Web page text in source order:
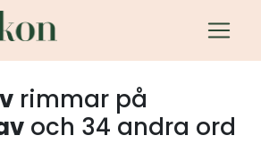
rimmar på
och 34 andra ord